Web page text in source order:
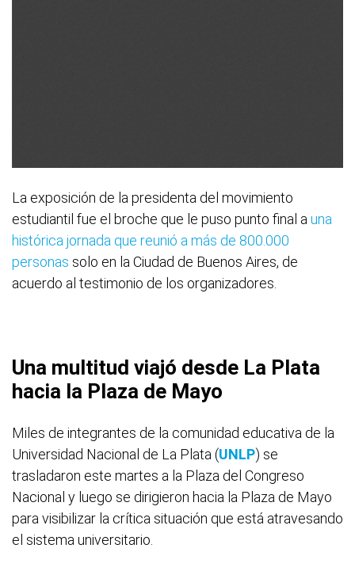
La exposición de la presidenta del movimiento
estudiantil fue el broche que le puso punto final a una
histórica jornada que reunió a más de 800.000
personas solo en la Ciudad de Buenos Aires, de
acuerdo al testimonio de los organizadores.
Una multitud viajó desde La Plata
hacia la Plaza de Mayo
Miles de integrantes de la comunidad educativa de la
Universidad Nacional de La Plata (UNLP) se
trasladaron este martes a la Plaza del Congreso
Nacional y luego se dirigieron hacia la Plaza de Mayo
para visibilizar la crítica situación que está atravesando
el sistema universitario.